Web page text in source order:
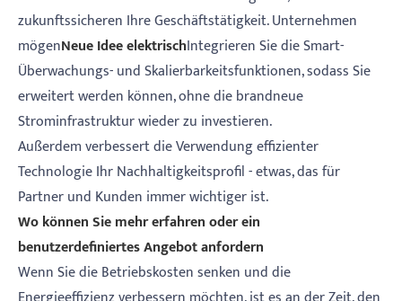
zukunftssicheren Ihre Geschäftstätigkeit. Unternehmen
mögenNeue Idee elektrischIntegrieren Sie die Smart-
Überwachungs- und Skalierbarkeitsfunktionen, sodass Sie
erweitert werden können, ohne die brandneue
Strominfrastruktur wieder zu investieren.
Außerdem verbessert die Verwendung effizienter
Technologie Ihr Nachhaltigkeitsprofil - etwas, das für
Partner und Kunden immer wichtiger ist.
Wo können Sie mehr erfahren oder ein
benutzerdefiniertes Angebot anfordern
Wenn Sie die Betriebskosten senken und die